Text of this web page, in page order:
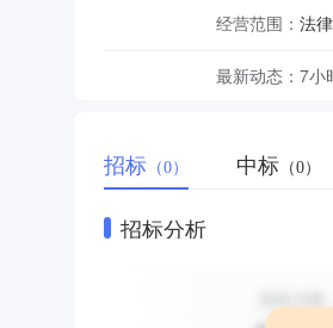
经营范围：
最新动态： 7小
招标 （0） 中标 （0）
招标分析